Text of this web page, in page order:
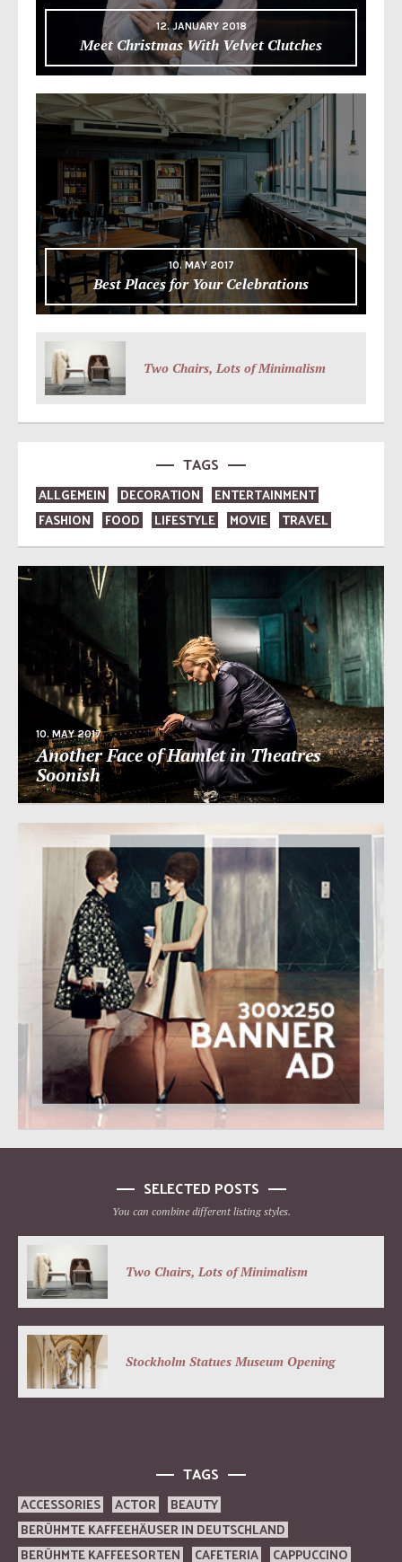
12. JANUARY 2018
Meet Christmas With Velvet Clutches
10. MAY 2017
Best Places for Your Celebrations
Two Chairs, Lots of Minimalism
TAGS
ALLGEMEIN DECORATION
ENTERTAINMENT
FASHION
FOOD LIFESTYLE MOVIE TRAVEL
10. MAY 2017
Another Face of Hamlet in Theatres
Soonish
SELECTED POSTS
You can combine different listing styles.
Two Chairs, Lots of Minimalism
Stockholm Statues Museum Opening
TAGS
ACCESSORIES ACTOR
BEAUTY
BERÜHMTE KAFFEEHÄUSER IN DEUTSCHLAND
BERÜHMTE KAFFEESORTEN
CAFETERIA CAPPUCCINO